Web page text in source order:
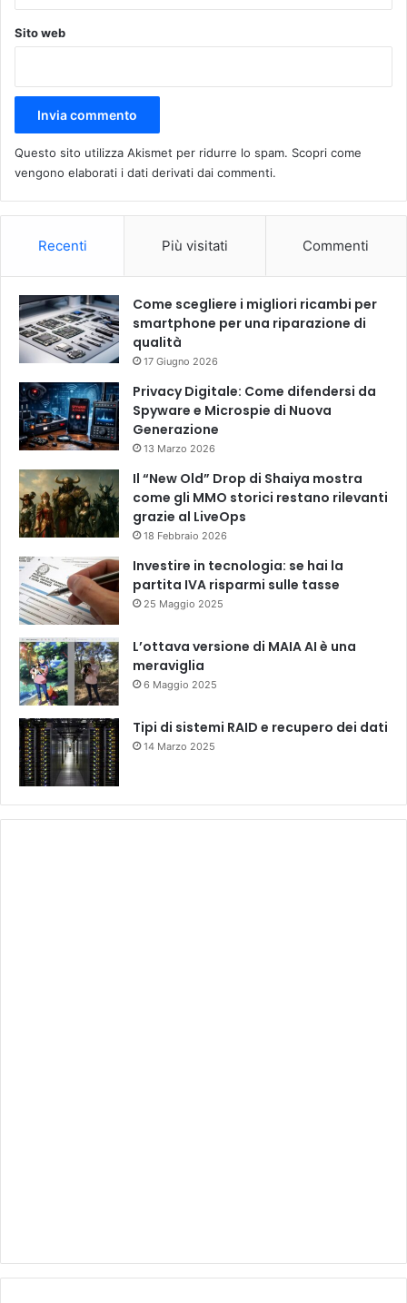
Sito web
Questo sito utilizza Akismet per ridurre lo spam. Scopri come
vengono elaborati i dati derivati dai commenti.
Recenti Più visitati Commenti
Come scegliere i migliori ricambi per
smartphone per una riparazione di
qualità
17 Giugno 2026
Privacy Digitale: Come difendersi da
Spyware e Microspie di Nuova
Generazione
13 Marzo 2026
Il “New Old” Drop di Shaiya mostra
come gli MMO storici restano rilevanti
grazie al LiveOps
18 Febbraio 2026
Investire in tecnologia: se hai la
partita IVA risparmi sulle tasse
25 Maggio 2025
L’ottava versione di MAIA AI è una
meraviglia
6 Maggio 2025
Tipi di sistemi RAID e recupero dei dati
14 Marzo 2025